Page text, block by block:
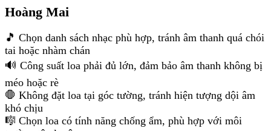
Hoàng Mai
🎵 Chọn danh sách nhạc phù hợp, tránh âm thanh quá chói
tai hoặc nhàm chán
🔊 Công suất loa phải đủ lớn, đảm bảo âm thanh không bị
méo hoặc rè
🛑 Không đặt loa tại góc tường, tránh hiện tượng dội âm
khó chịu
🎼 Chọn loa có tính năng chống ẩm, phù hợp với môi